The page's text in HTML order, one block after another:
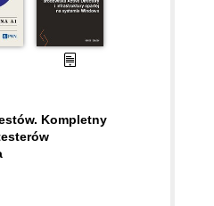
Kompletny